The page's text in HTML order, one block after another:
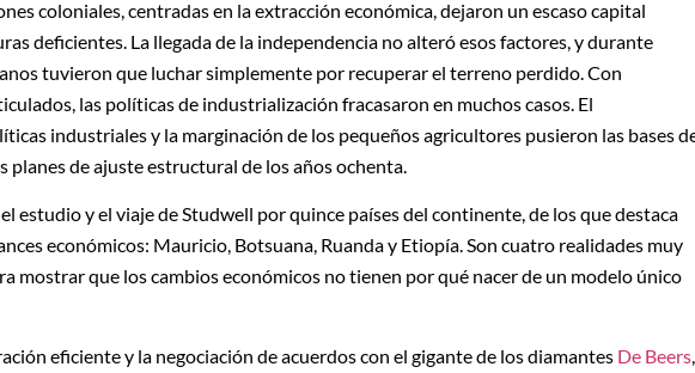
coloniales, centradas en la extracción económica, dejaron un escaso capital
deficientes. La llegada de la independencia no alteró esos factores, y durante
tuvieron que luchar simplemente por recuperar el terreno perdido. Con
las políticas de industrialización fracasaron en muchos casos. El
industriales y la marginación de los pequeños agricultores pusieron las bases
planes de ajuste estructural de los años ochenta.
el estudio y el viaje de Studwell por quince países del continente, de los que destaca
económicos: Mauricio, Botsuana, Ruanda y Etiopía. Son cuatro realidades muy
mostrar que los cambios económicos no tienen por qué nacer de un modelo único
eficiente y la negociación de acuerdos con el gigante de los diamantes De Beers